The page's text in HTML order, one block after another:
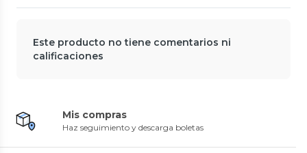
Este producto no tiene comentarios ni
calificaciones
Mis compras
Haz seguimiento y descarga boletas